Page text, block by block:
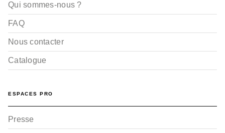
Qui sommes-nous ?
FAQ
Nous contacter
Catalogue
ESPACES PRO
Presse